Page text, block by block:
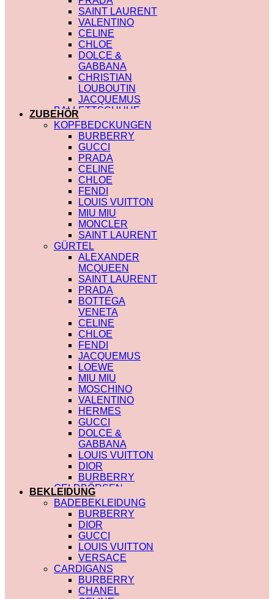
SAINT LAURENT
VALENTINO
CELINE
CHLOE
DOLCE &
GABBANA
CHRISTIAN
LOUBOUTIN
JACQUEMUS
BALLETTSCHUHE
LOUIS VUITTON
ZUBEHÖR
KOPFBEDCKUNGEN
BURBERRY
GUCCI
PRADA
CELINE
CHLOE
FENDI
LOUIS VUITTON
MIU MIU
MONCLER
SAINT LAURENT
GÜRTEL
ALEXANDER
MCQUEEN
SAINT LAURENT
PRADA
BOTTEGA
VENETA
CELINE
CHLOE
FENDI
JACQUEMUS
LOEWE
MIU MIU
MOSCHINO
VALENTINO
HERMES
GUCCI
DOLCE &
GABBANA
LOUIS VUITTON
DIOR
BURBERRY
GELDBÖRSEN
SAINT LAURENT
PRADA
HERMES
GUCCI
DIOR
CHLOE
FENDI
JACQUEMUS
CELINE
BEKLEIDUNG
BADEBEKLEIDUNG
BURBERRY
DIOR
GUCCI
LOUIS VUITTON
VERSACE
CARDIGANS
BURBERRY
CHANEL